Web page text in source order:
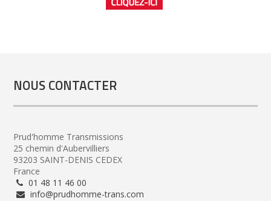
NOUS CONTACTER
Prud'homme Transmissions
25 chemin d'Aubervilliers
93203 SAINT-DENIS CEDEX
France
01 48 11 46 00
info@prudhomme-trans.com